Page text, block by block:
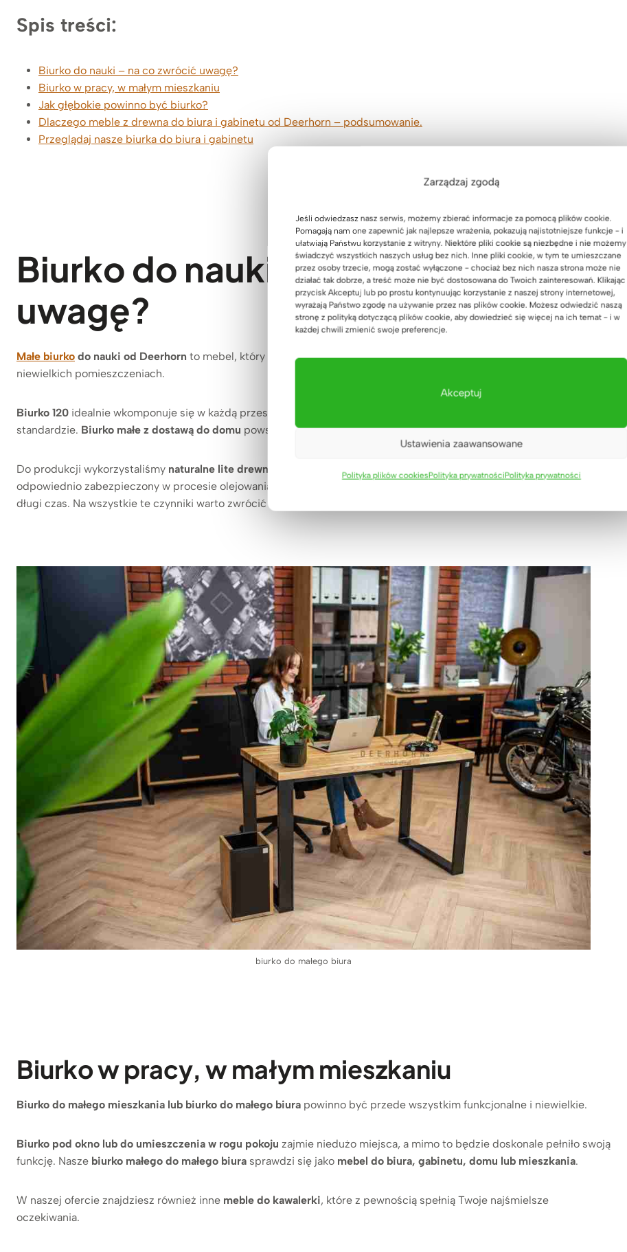
Zarządzaj zgodą
Jeśli odwiedzasz nasz serwis, możemy zbierać informacje za pomocą plików cookie.
Pomagają nam one zapewnić jak najlepsze wrażenia, pokazują najistotniejsze funkcje - i
ułatwiają Państwu korzystanie z witryny. Niektóre pliki cookie są niezbędne i nie możemy
świadczyć wszystkich naszych usług bez nich. Inne pliki cookie, w tym te umieszczane
przez osoby trzecie, mogą zostać wyłączone - chociaż bez nich nasza strona może nie
działać tak dobrze, a treść może nie być dostosowana do Twoich zainteresowań. Klikając
przycisk Akceptuj lub po prostu kontynuując korzystanie z naszej strony internetowej,
wyrażają Państwo zgodę na używanie przez nas plików cookie. Możesz odwiedzić naszą
stronę z polityką dotyczącą plików cookie, aby dowiedzieć się więcej na ich temat - i w
każdej chwili zmienić swoje preferencje.
Akceptuj
Ustawienia zaawansowane
Polityka plików cookiesPolityka prywatnościPolityka prywatności
Spis treści:
Biurko do nauki – na co zwrócić uwagę?
Biurko w pracy, w małym mieszkaniu
Jak głębokie powinno być biurko?
Dlaczego meble z drewna do biura i gabinetu od Deerhorn – podsumowanie.
Przeglądaj nasze biurka do biura i gabinetu
Biurko do nauki – na co zwrócić
uwagę?
Małe biurko do nauki od Deerhorn to mebel, który stworzyliśmy z myślą o wszystkich stylowych aranżacjach w
niewielkich pomieszczeniach.
Biurko 120 idealnie wkomponuje się w każdą przestrzeń i zapewni właścicielom funkcjonalne rozwiązanie o wysokim
standardzie. Biurko małe z dostawą do domu powstało z najwyżej jakości surowców.
Do produkcji wykorzystaliśmy naturalne lite drewno
dębowe oraz trwałą konstrukcję metalową. Drewniany blat
odpowiednio zabezpieczony w procesie olejowania oraz malowana proszkowo konstrukcja metalowa to inwestycja na
długi czas. Na wszystkie te czynniki warto zwrócić uwagę podczas kupowania odpowiedniego
biurko do małego biura
Biurko w pracy, w małym mieszkaniu
Biurko do małego mieszkania lub biurko do małego biura powinno być przede wszystkim funkcjonalne i niewielkie.
Biurko pod okno lub do umieszczenia w rogu pokoju zajmie niedużo miejsca, a mimo to będzie doskonale pełniło swoją
funkcję. Nasze biurko małego do małego biura sprawdzi się jako mebel do biura, gabinetu, domu lub mieszkania.
W naszej ofercie znajdziesz również inne meble do kawalerki, które z pewnością spełnią Twoje najśmielsze
oczekiwania.